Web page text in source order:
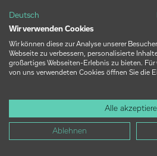
Deutsch
Wir verwenden Cookies
Wir können diese zur Analyse unserer
Webseite zu verbessern, personalisierte
großartiges Webseiten-Erlebnis zu bieten.
von uns verwendeten Cookies öffnen Sie die
Alle
Ablehnen